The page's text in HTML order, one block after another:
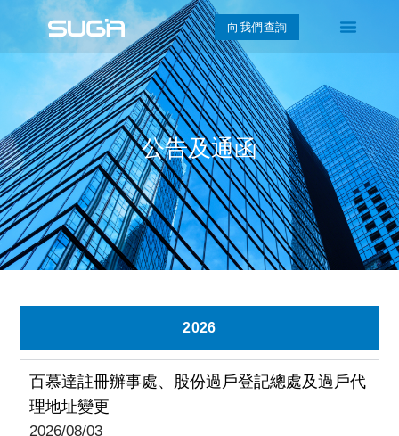
向我們查詢
公告及通函
2026
百慕達註冊辦事處、股份過戶登記總處及過戶代
理地址變更
2026/08/03